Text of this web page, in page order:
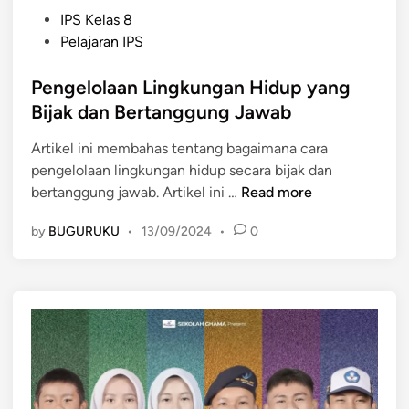
t
e
i
n
IPS Kelas 8
Pelajaran IPS
Pengelolaan Lingkungan Hidup yang
Bijak dan Bertanggung Jawab
Artikel ini membahas tentang bagaimana cara
pengelolaan lingkungan hidup secara bijak dan
bertanggung jawab. Artikel ini … P
n
o
l
a
a
Read more
by BUGURUKU • 13/09/2024 • 0